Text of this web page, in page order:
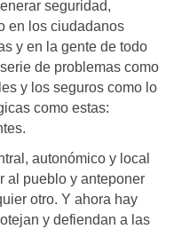
seguridad,
en los ciudadanos
y en la gente de todo
de problemas como
y los seguros como lo
como estas:
autonómico y local
al pueblo y anteponer
otro. Y ahora hay
y defiendan a las